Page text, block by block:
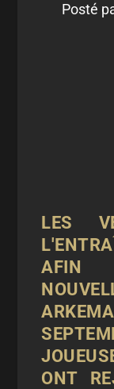
Posté
LES
AFIN
ONT